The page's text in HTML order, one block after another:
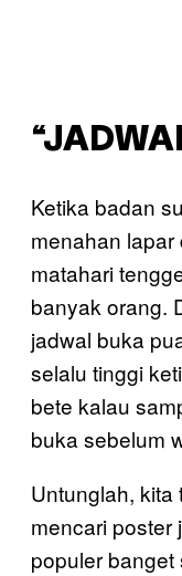
Ketika badan
menahan
matahari
banyak orang.
jadwal buka
selalu tinggi
bete kalau
buka sebelum
Untunglah, kita
mencari poster
populer banget